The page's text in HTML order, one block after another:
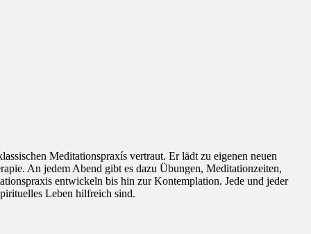
Meditationspraxís vertraut. Er lädt zu eigenen neuen
An jedem Abend gibt es dazu Übungen, Meditationzeiten,
entwickeln bis hin zur Kontemplation. Jede und jeder
Leben hilfreich sind.